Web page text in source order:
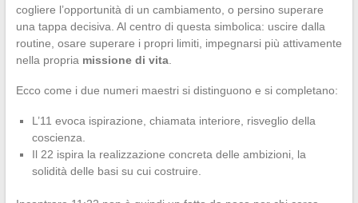
cogliere l’opportunità di un cambiamento, o persino superare
una tappa decisiva. Al centro di questa simbolica: uscire dalla
routine, osare superare i propri limiti, impegnarsi più attivamente
nella propria missione di vita.
Ecco come i due numeri maestri si distinguono e si completano:
L’11 evoca ispirazione, chiamata interiore, risveglio della
coscienza.
Il 22 ispira la realizzazione concreta delle ambizioni, la
solidità delle basi su cui costruire.